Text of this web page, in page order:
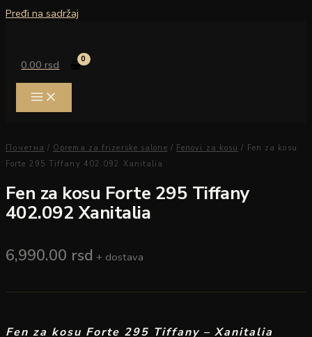
Pređi na sadržaj
0.00rsd
Почетна / Oprema za frizerske salone / Fenovi za kosu / Fen za kosu
Forte 295 Tiffany 402.092 Xanitalia
Fen za kosu Forte 295 Tiffany
402.092 Xanitalia
6,990.00 rsd + dostava
Fen za kosu Forte 295 Tiffany – Xanitalia